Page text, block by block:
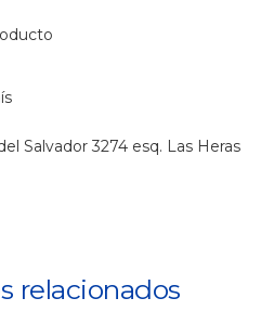
Salvador 3274 esq. Las Heras
relacionados